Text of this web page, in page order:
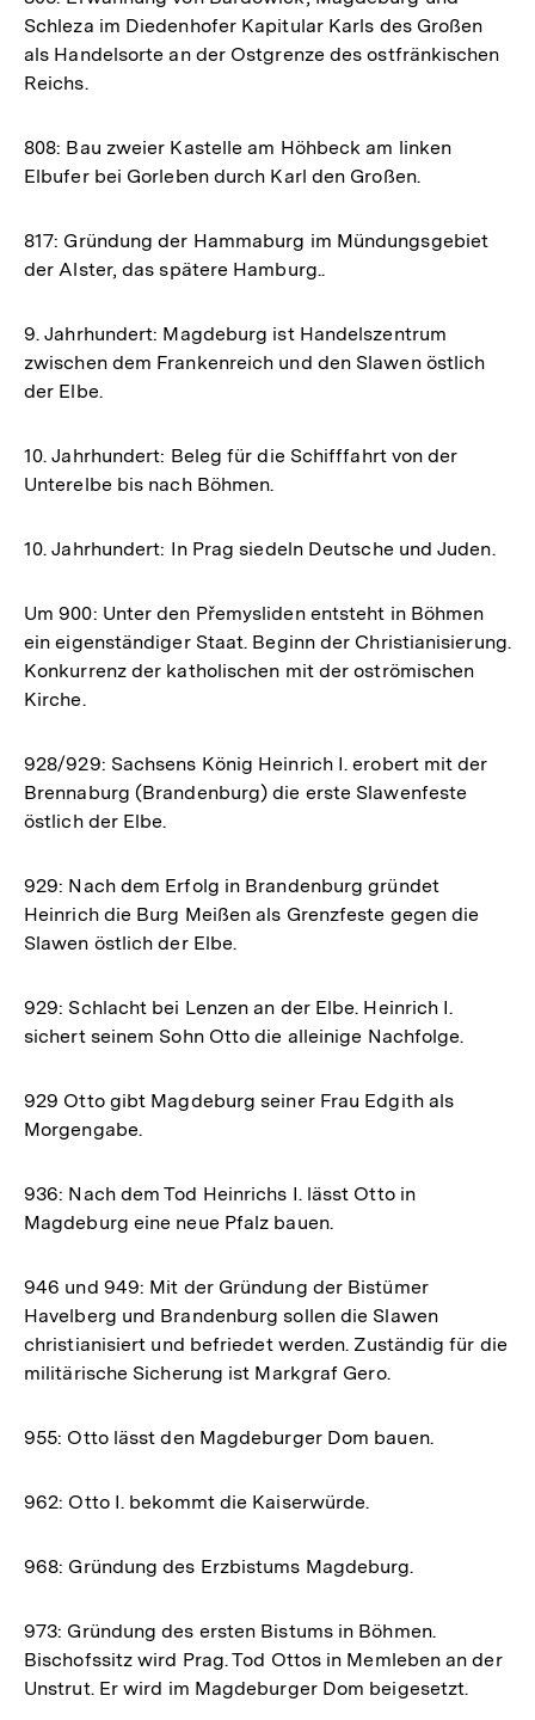
Schleza im Diedenhofer Kapitular Karls des Großen
als Handelsorte an der Ostgrenze des ostfränkischen
Reichs.
808: Bau zweier Kastelle am Höhbeck am linken
Elbufer bei Gorleben durch Karl den Großen.
817: Gründung der Hammaburg im Mündungsgebiet
der Alster, das spätere Hamburg..
9. Jahrhundert: Magdeburg ist Handelszentrum
zwischen dem Frankenreich und den Slawen östlich
der Elbe.
10. Jahrhundert: Beleg für die Schifffahrt von der
Unterelbe bis nach Böhmen.
10. Jahrhundert: In Prag siedeln Deutsche und Juden.
Um 900: Unter den Přemysliden entsteht in Böhmen
ein eigenständiger Staat. Beginn der Christianisierung.
Konkurrenz der katholischen mit der oströmischen
Kirche.
928/929: Sachsens König Heinrich I. erobert mit der
Brennaburg (Brandenburg) die erste Slawenfeste
östlich der Elbe.
929: Nach dem Erfolg in Brandenburg gründet
Heinrich die Burg Meißen als Grenzfeste gegen die
Slawen östlich der Elbe.
929: Schlacht bei Lenzen an der Elbe. Heinrich I.
sichert seinem Sohn Otto die alleinige Nachfolge.
929 Otto gibt Magdeburg seiner Frau Edgith als
Morgengabe.
936: Nach dem Tod Heinrichs I. lässt Otto in
Magdeburg eine neue Pfalz bauen.
946 und 949: Mit der Gründung der Bistümer
Havelberg und Brandenburg sollen die Slawen
christianisiert und befriedet werden. Zuständig für die
militärische Sicherung ist Markgraf Gero.
955: Otto lässt den Magdeburger Dom bauen.
962: Otto I. bekommt die Kaiserwürde.
968: Gründung des Erzbistums Magdeburg.
973: Gründung des ersten Bistums in Böhmen.
Bischofssitz wird Prag. Tod Ottos in Memleben an der
Unstrut. Er wird im Magdeburger Dom beigesetzt.